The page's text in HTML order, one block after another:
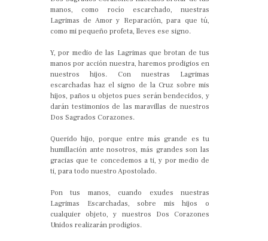
manos, como rocío escarchado, nuestras
Lagrimas de Amor y Reparación, para que tú,
como mi pequeño profeta, lleves ese signo.
Y, por medio de las Lagrimas que brotan de tus
manos por acción nuestra, haremos prodigios en
nuestros hijos. Con nuestras Lagrimas
escarchadas haz el signo de la Cruz sobre mis
hijos, paños u objetos pues serán bendecidos, y
darán testimonios de las maravillas de nuestros
Dos Sagrados Corazones.
Querido hijo, porque entre más grande es tu
humillación ante nosotros, más grandes son las
gracias que te concedemos a ti, y por medio de
ti, para todo nuestro Apostolado.
Pon tus manos, cuando exudes nuestras
Lagrimas Escarchadas, sobre mis hijos o
cualquier objeto, y nuestros Dos Corazones
Unidos realizarán prodigios.